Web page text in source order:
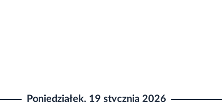
Poniedziałek, 19 stycznia 2026